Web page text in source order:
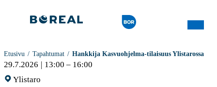
Etusivu Tapahtumat Hankkija Kasvuohjelma-tilaisuus Ylistarossa
29.7.2026
13:00 – 16:00
Ylistaro